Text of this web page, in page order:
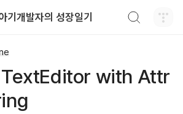
기개발자의 성장일기
with Attr